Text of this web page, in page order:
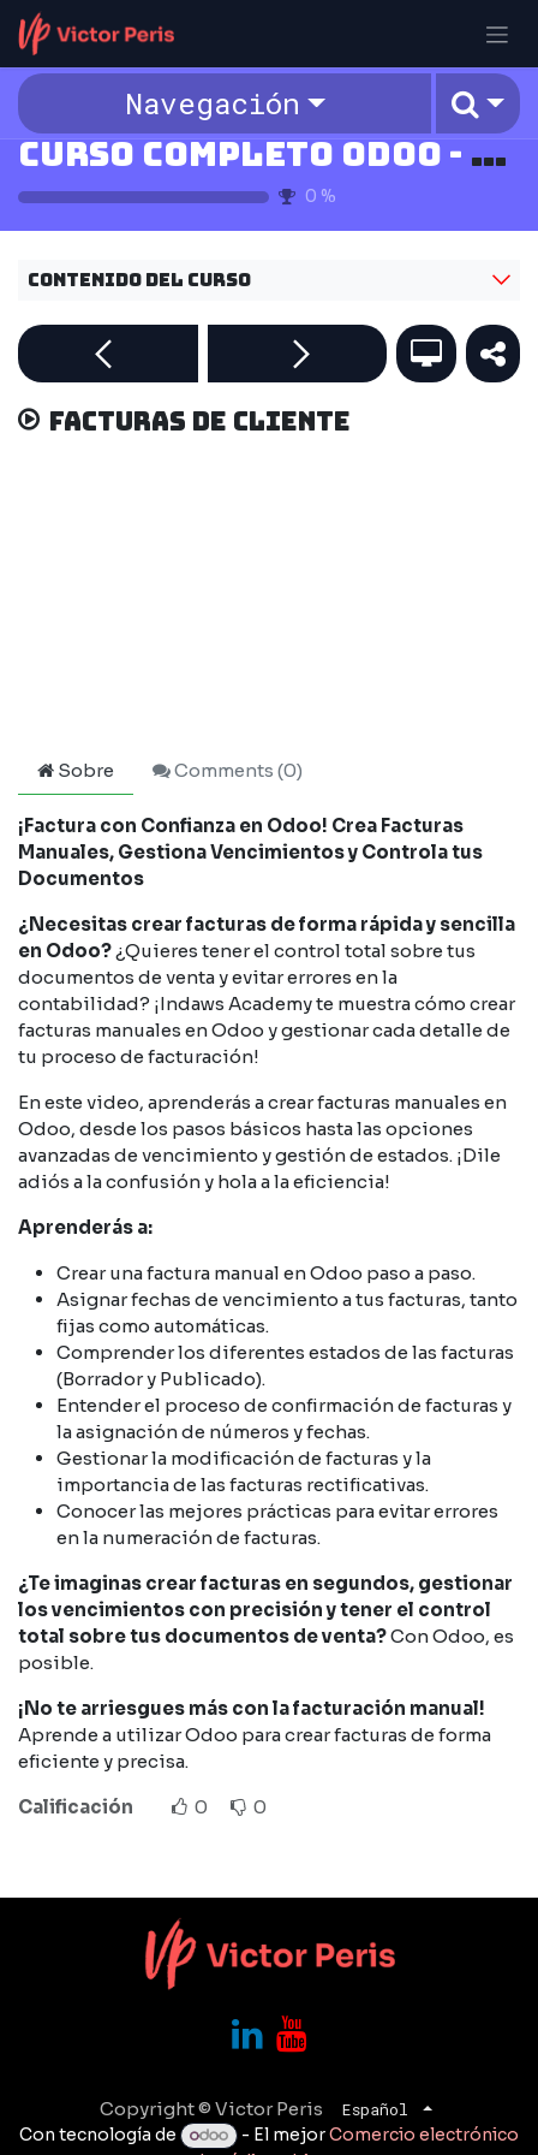
Ir al contenido
Navegación
Curso Completo Odoo - v18
0 %
Contenido del curso
Facturas de cliente
Sobre Comments (0)
¡Factura con Confianza en Odoo! Crea Facturas
Manuales, Gestiona Vencimientos y Controla tus
Documentos
¿Necesitas crear facturas de forma rápida y sencilla
en Odoo?¿Quieres tener el control total sobre tus
documentos de venta y evitar errores en la
contabilidad? ¡Indaws Academy te muestra cómo crear
facturas manuales en Odoo y gestionar cada detalle de
tu proceso de facturación!
En este video, aprenderás a crear facturas manuales en
Odoo, desde los pasos básicos hasta las opciones
avanzadas de vencimiento y gestión de estados. ¡Dile
adiós a la confusión y hola a la eficiencia!
Aprenderás a:
Crear una factura manual en Odoo paso a paso.
Asignar fechas de vencimiento a tus facturas, tanto
fijas como automáticas.
Comprender los diferentes estados de las facturas
(Borrador y Publicado).
Entender el proceso de confirmación de facturas y
la asignación de números y fechas.
Gestionar la modificación de facturas y la
importancia de las facturas rectificativas.
Conocer las mejores prácticas para evitar errores
en la numeración de facturas.
¿Te imaginas crear facturas en segundos, gestionar
los vencimientos con precisión y tener el control
total sobre tus documentos de venta?Con Odoo, es
posible.
¡No te arriesgues más con la facturación manual!
Aprende a utilizar Odoo para crear facturas de forma
eficiente y precisa.
Calificación
0 0
Copyright © Victor Peris
Español
Con tecnología de
- El mejorComercio electrónico